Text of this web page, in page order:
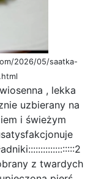
2026/05/saatka-
, lekka
uzbierany na
i świeżym
z twardych